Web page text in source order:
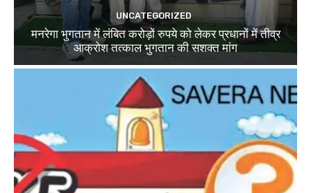
UNCATEGORIZED
मनरेगा भुगतान में लंबित करोड़ों रुपये को लेकर प्रधानों में तीव्र
आक्रोश तत्काल भुगतान की सशक्त मांग